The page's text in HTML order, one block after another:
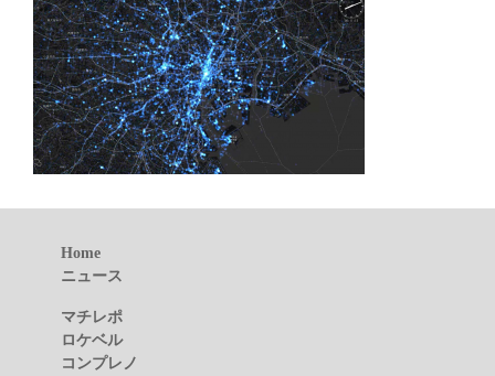
Home
ニュース
マチレポ
ロケベル
コンプレノ